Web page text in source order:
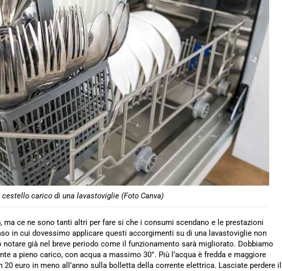
cestello carico di una lavastoviglie (Foto Canva)
, ma ce ne sono tanti altri per fare si che i consumi scendano e le prestazioni
in cui dovessimo applicare questi accorgimenti su di una lavastoviglie non
già nel breve periodo come il funzionamento sarà migliorato. Dobbiamo
a pieno carico, con acqua a massimo 30°. Più l’acqua è fredda e maggiore
euro in meno all’anno sulla bolletta della corrente elettrica. Lasciate perdere il